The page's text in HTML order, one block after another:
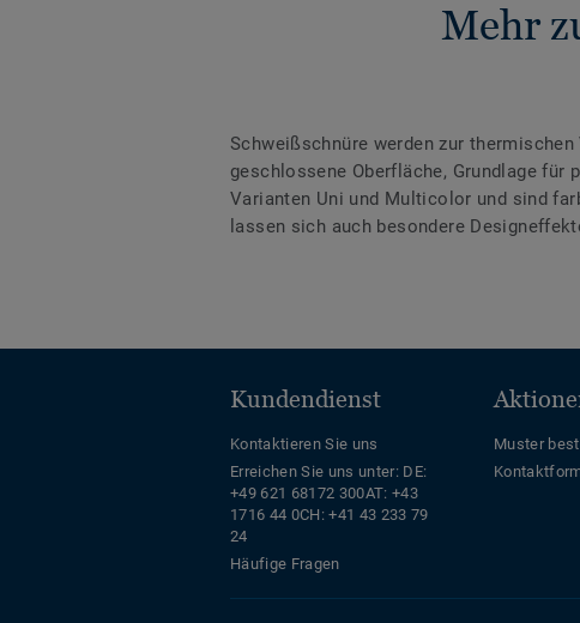
Mehr
Schweißschnüre werden zur
geschlossene Oberfläche, Grundlage für
Varianten Uni und Multicolor und sind
lassen sich auch besondere
Kundendienst
Kontaktieren Sie uns
Erreichen Sie uns unter: DE:
+49 621 68172 300AT: +43
1716 44 0CH: +41 43 233 79
24
Häufige Fragen
Muster